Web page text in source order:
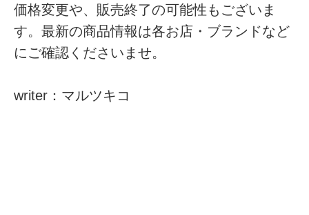
価格変更や、販売終了の可能性もございま
す。最新の商品情報は各お店・ブランドなど
にご確認くださいませ。
writer：マルツキコ